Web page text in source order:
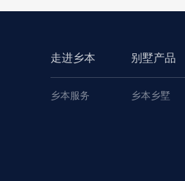
走进乡本
乡本服务
别墅产品
乡本乡墅